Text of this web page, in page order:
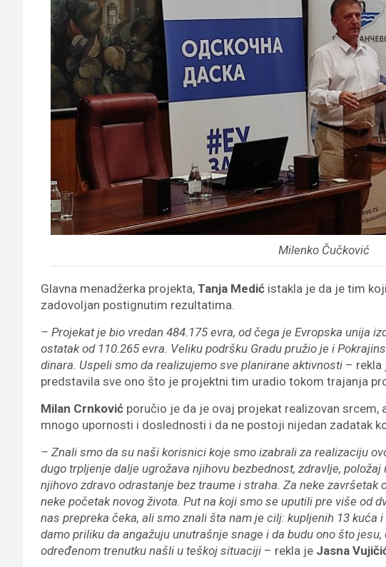
Milenko Čučković
Glavna menadžerka projekta, Tanja Medić istakla je da je tim
zadovoljan postignutim rezultatima.
– Projekat je bio vredan 484.175 evra, od čega je Evropska unija
ostatak od 110.265 evra. Veliku podršku Gradu pružio je i
dinara. Uspeli smo da realizujemo sve planirane aktivnosti – rekla
predstavila sve ono što je projektni tim uradio tokom trajanja
Milan Crnković poručio je da je ovaj projekat realizovan srcem,
mnogo upornosti i doslednosti i da ne postoji nijedan zadatak
– Znali smo da su naši korisnici koje smo izabrali za realizaciju
dugo trpljenje dalje ugrožava njihovu bezbednost, zdravlje,
njihovo zdravo odrastanje bez traume i straha. Za neke završetak
neke početak novog života. Put na koji smo se uputili pre više od
nas prepreka čeka, ali smo znali šta nam je cilj: kupljenih 13 kuća
damo priliku da angažuju unutrašnje snage i da budu ono što
određenom trenutku našli u teškoj situaciji – rekla je Jasna